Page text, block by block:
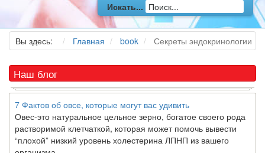
Искать...
Вы здесь: Главная book Секреты эндокринологии
Наш блог
5 причин обратить внимание на средиземноморскую диету
диетолог
, я вижу, что многие причудливые диеты
приходят в нашужизньи быстро исчезают из нее. Многие
из них это скорее наказание, чем способ питаться
правильно и влиять на...
7 Фактов об овсе, которые могут вас удивить
Овес-это натуральное цельное зерно, богатое своего рода
растворимой клетчаткой, которая может помочь вывести
“плохой” низкий уровень холестерина ЛПНП из вашего
организма....